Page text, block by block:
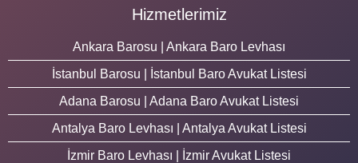
Hizmetlerimiz
Ankara Barosu | Ankara Baro Levhası
İstanbul Barosu | İstanbul Baro Avukat Listesi
Adana Barosu | Adana Baro Avukat Listesi
Antalya Baro Levhası | Antalya Avukat Listesi
İzmir Baro Levhası | İzmir Avukat Listesi